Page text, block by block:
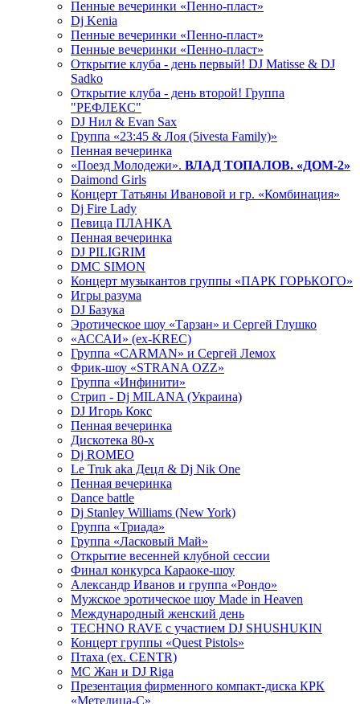
Пенные вечеринки «Пенно-пласт»
Dj Kenia
Пенные вечеринки «Пенно-пласт»
Пенные вечеринки «Пенно-пласт»
Открытие клуба - день первый! DJ Matisse & DJ
Sadko
Открытие клуба - день второй! Группа
"РЕФЛЕКС"
DJ Нил & Evan Sax
Группа «23:45 & Лоя (5ivesta Family)»
Пенная вечеринка
«Поезд Молодежи». ВЛАД ТОПАЛОВ. «ДОМ-2»
Daimond Girls
Концерт Татьяны Ивановой и гр. «Комбинация»
Dj Fire Lady
Певица ПЛАНКА
Пенная вечеринка
DJ PILIGRIM
DMC SIMON
Концерт музыкантов группы «ПАРК ГОРЬКОГО»
Игры разума
DJ Базука
Эротическое шоу «Тарзан» и Сергей Глушко
«АССАИ» (ex-KREC)
Группа «CARMAN» и Сергей Лемох
Фрик-шоу «STRANA OZZ»
Группа «Инфинити»
Стрип - Dj MILANA (Украина)
DJ Игорь Кокс
Пенная вечеринка
Дискотека 80-х
Dj ROMEO
Le Truk aka Децл & Dj Nik One
Пенная вечеринка
Dance battle
Dj Stanley Williams (New York)
Группа «Триада»
Группа «Ласковый Май»
Открытие весенней клубной сессии
Финал конкурса Караоке-шоу
Александр Иванов и группа «Рондо»
Мужское эротическое шоу Made in Heaven
Международный женский день
TECHNO RAVE с участием DJ SHUSHUKIN
Концерт группы «Quest Pistols»
Птаха (ex. CENTR)
МС Жан и DJ Riga
Презентация фирменного компакт-диска КРК
«Метелица-С»